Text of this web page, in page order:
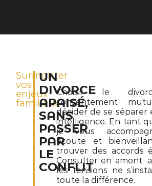
Surmonter
vos
enjeux
familiaux
UN
DIVORCE
APAISÉ,
SANS
PASSER
PAR
LE
CONFLIT
Choisir le
consentement
décider de se séparer
intelligence. En tant
je vous
écoute et
trouver des accords
Consulter en amont,
les tensions ne
toute la différence.